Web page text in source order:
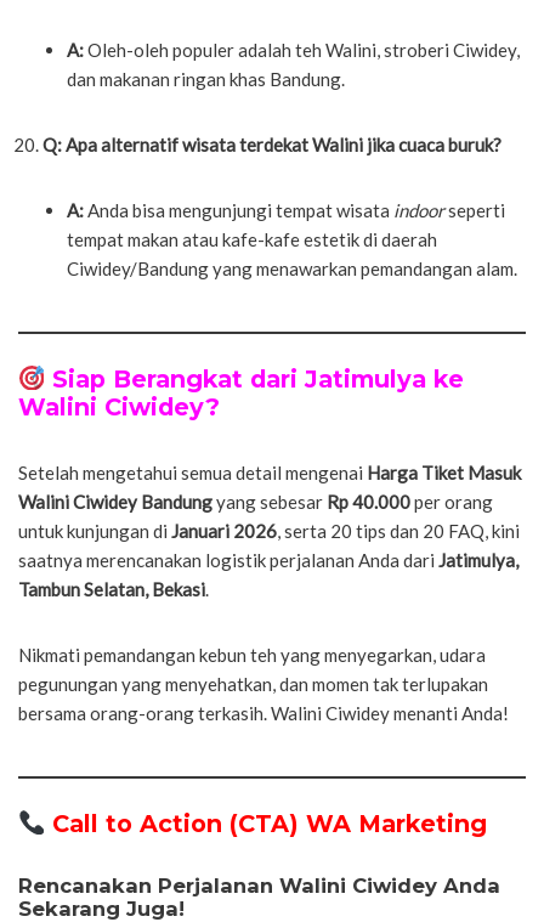
A:Oleh-oleh populer adalah teh Walini, stroberi Ciwidey,
dan makanan ringan khas Bandung.
Q: Apa alternatif wisata terdekat Walini jika cuaca buruk?
A:Anda bisa mengunjungi tempat wisata indoorseperti
tempat makan atau kafe-kafe estetik di daerah
Ciwidey/Bandung yang menawarkan pemandangan alam.
Siap Berangkat dari Jatimulya ke
Walini Ciwidey?
Setelah mengetahui semua detail mengenai Harga Tiket Masuk
Walini Ciwidey Bandungyang sebesar Rp 40.000per orang
untuk kunjungan di Januari 2026, serta 20 tips dan 20 FAQ, kini
saatnya merencanakan logistik perjalanan Anda dari Jatimulya,
Tambun Selatan, Bekasi.
Nikmati pemandangan kebun teh yang menyegarkan, udara
pegunungan yang menyehatkan, dan momen tak terlupakan
bersama orang-orang terkasih. Walini Ciwidey menanti Anda!
Call to Action (CTA) WA Marketing
Rencanakan Perjalanan Walini Ciwidey Anda
Sekarang Juga!